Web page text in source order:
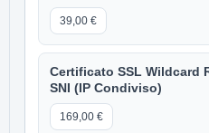
39,00 €
169,00 €
Certificato SSL Wildcard
SNI (IP Condiviso)